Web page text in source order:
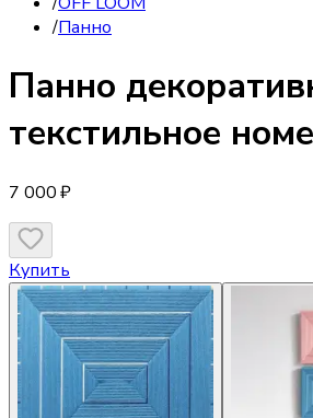
/Панно
Панно
текстильное
7 000 ₽
Купить